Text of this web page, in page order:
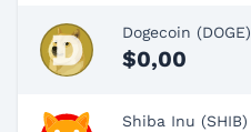
Dogecoin (DOGE)
$0,00
Shiba Inu (SHIB)